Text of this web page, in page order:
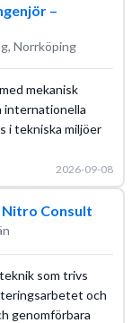
–
Norrköping
mekanisk
internationella
i tekniska miljöer
2026-09-08
Consult
som trivs
och
genomförbara